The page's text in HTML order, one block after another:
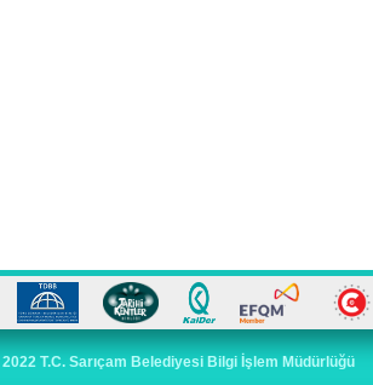
2022 T.C. Sarıçam Belediyesi Bilgi İşlem Müdürlüğü